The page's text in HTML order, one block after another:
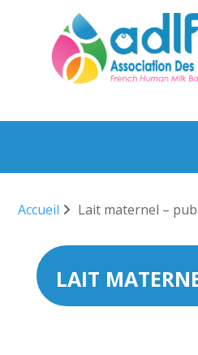
Accueil Lait maternel –
LAIT